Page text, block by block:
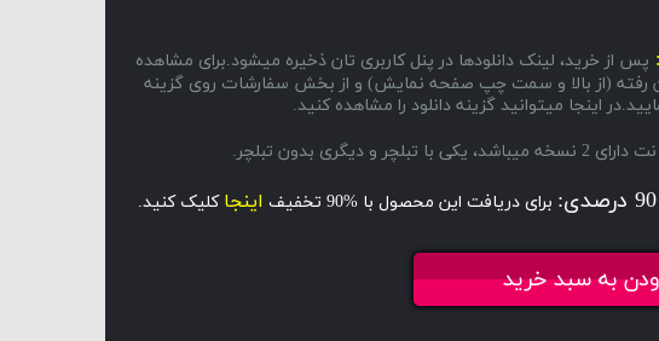
پس از خرید، لینک دانلودها در پنل کاربری تان ذخیره میشود.برای مشاهده
رفته (از بالا و سمت چپ صفحه نمایش) و از بخش سفارشات روی گزینه
اینجا میتوانید گزینه دانلود را مشاهده کنید.
برای دریافت این محصول با %90 تخفیف اینجا کلیک کنید.
به سبد خرید